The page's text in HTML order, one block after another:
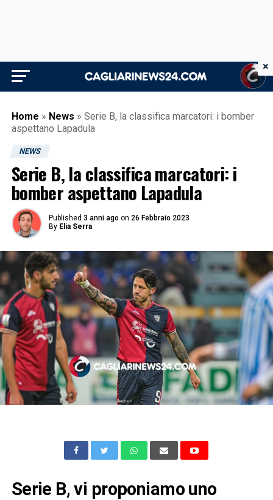
Home » News » Serie B, la classifica marcatori: i bomber
aspettano Lapadula
NEWS
Serie B, la classifica marcatori: i
bomber aspettano Lapadula
Published 3 anni ago on 26 Febbraio 2023
By Elia Serra
Serie B, vi proponiamo uno
×